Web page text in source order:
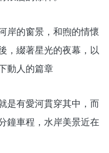
岸的窗景，和煦的情懷
，綴著星光的夜幕，以
動人的篇章
有愛河貫穿其中，而
鐘車程，水岸美景近在